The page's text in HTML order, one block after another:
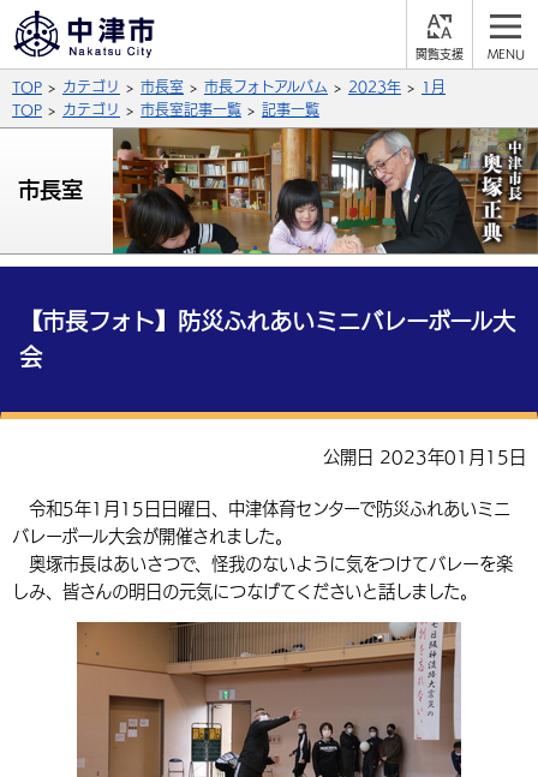
支
背景色
青 白
文字の大きさ
拡大 標準 縮小
英語（English）
中国語（繁体字） 韓国語（한국어）
組織案内
公式SNS
X (Twitter) YouTube
サイト内検索
総合メニュー
くらしの情報
届出・登録・証明 保険・年金
健康・予防
税金 住宅・インフラ
環境・衛生 生涯学習・スポーツ・人権
事業者の方へ
産業・雇用
農林水産業 税金
都市整備
施設情報 子どもを預ける
手当・助成 健康・医療
相談・支援・情報 計画・施策
観光・移住
観光なび スポットを探す
遊ぶ・体験する グルメ・食べる
買う・おみやげ 四季のイベント・祭り
市政情報
中津市について 市役所の紹介
地方創生・地域活性化 広報・広聴
TOP カテゴリ 市長室 市長フォトアルバム 2023年
1月
TOP
カテゴリ 市長室記事一覧 記事一覧
市長室
【市長フォト】防災ふれあいミニバレーボール大
会
公開日 2023年01月15日
令和5年1月15日日曜日、中津体育センターで防災ふれあいミニ
バレーボール大会が開催されました。
奥塚市長はあいさつで、怪我のないように気をつけてバレーを楽
しみ、皆さんの明日の元気につなげてくださいと話しました。